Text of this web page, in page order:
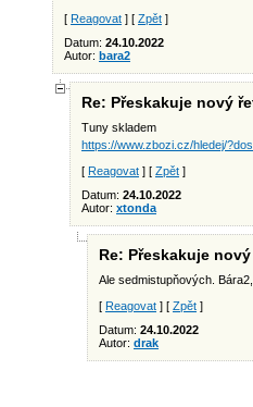
[ Reagovat ] [ Zpět ]
Datum: 24.10.2022
Autor: bara2
Re: Přeskakuje nový
Tuny skladem
https://www.zbozi.cz/hledej/
[ Reagovat ] [ Zpět ]
Datum: 24.10.2022
Autor: xtonda
Re: Přeskakuje
Ale sedmistupňových.
[ Reagovat ] [ Zpět ]
Datum: 24.10.2022
Autor: drak